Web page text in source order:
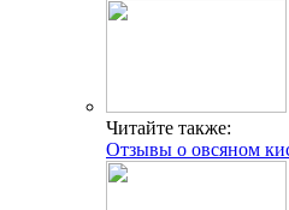
Читайте также:
Отзывы о овсяном